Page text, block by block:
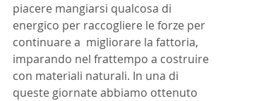
piacere mangiarsi qualcosa di
energico per raccogliere le forze per
continuare a  migliorare la fattoria,
imparando nel frattempo a costruire
con materiali naturali. In una di
queste giornate abbiamo ottenuto